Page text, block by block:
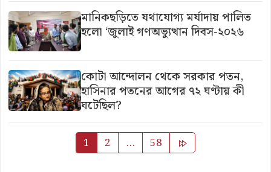
মানিকছড়িতে যথাযোগ্য মর্যাদায় পালিত
হলো ‘জুলাই গণঅভ্যুত্থান দিবস-২০২৬
কোটা আন্দোলন থেকে সরকার পতন,
হাসিনার পতনের আগের ৭২ ঘণ্টায় কী
ঘটেছিল?
Posts
pagination
1 2 … 58